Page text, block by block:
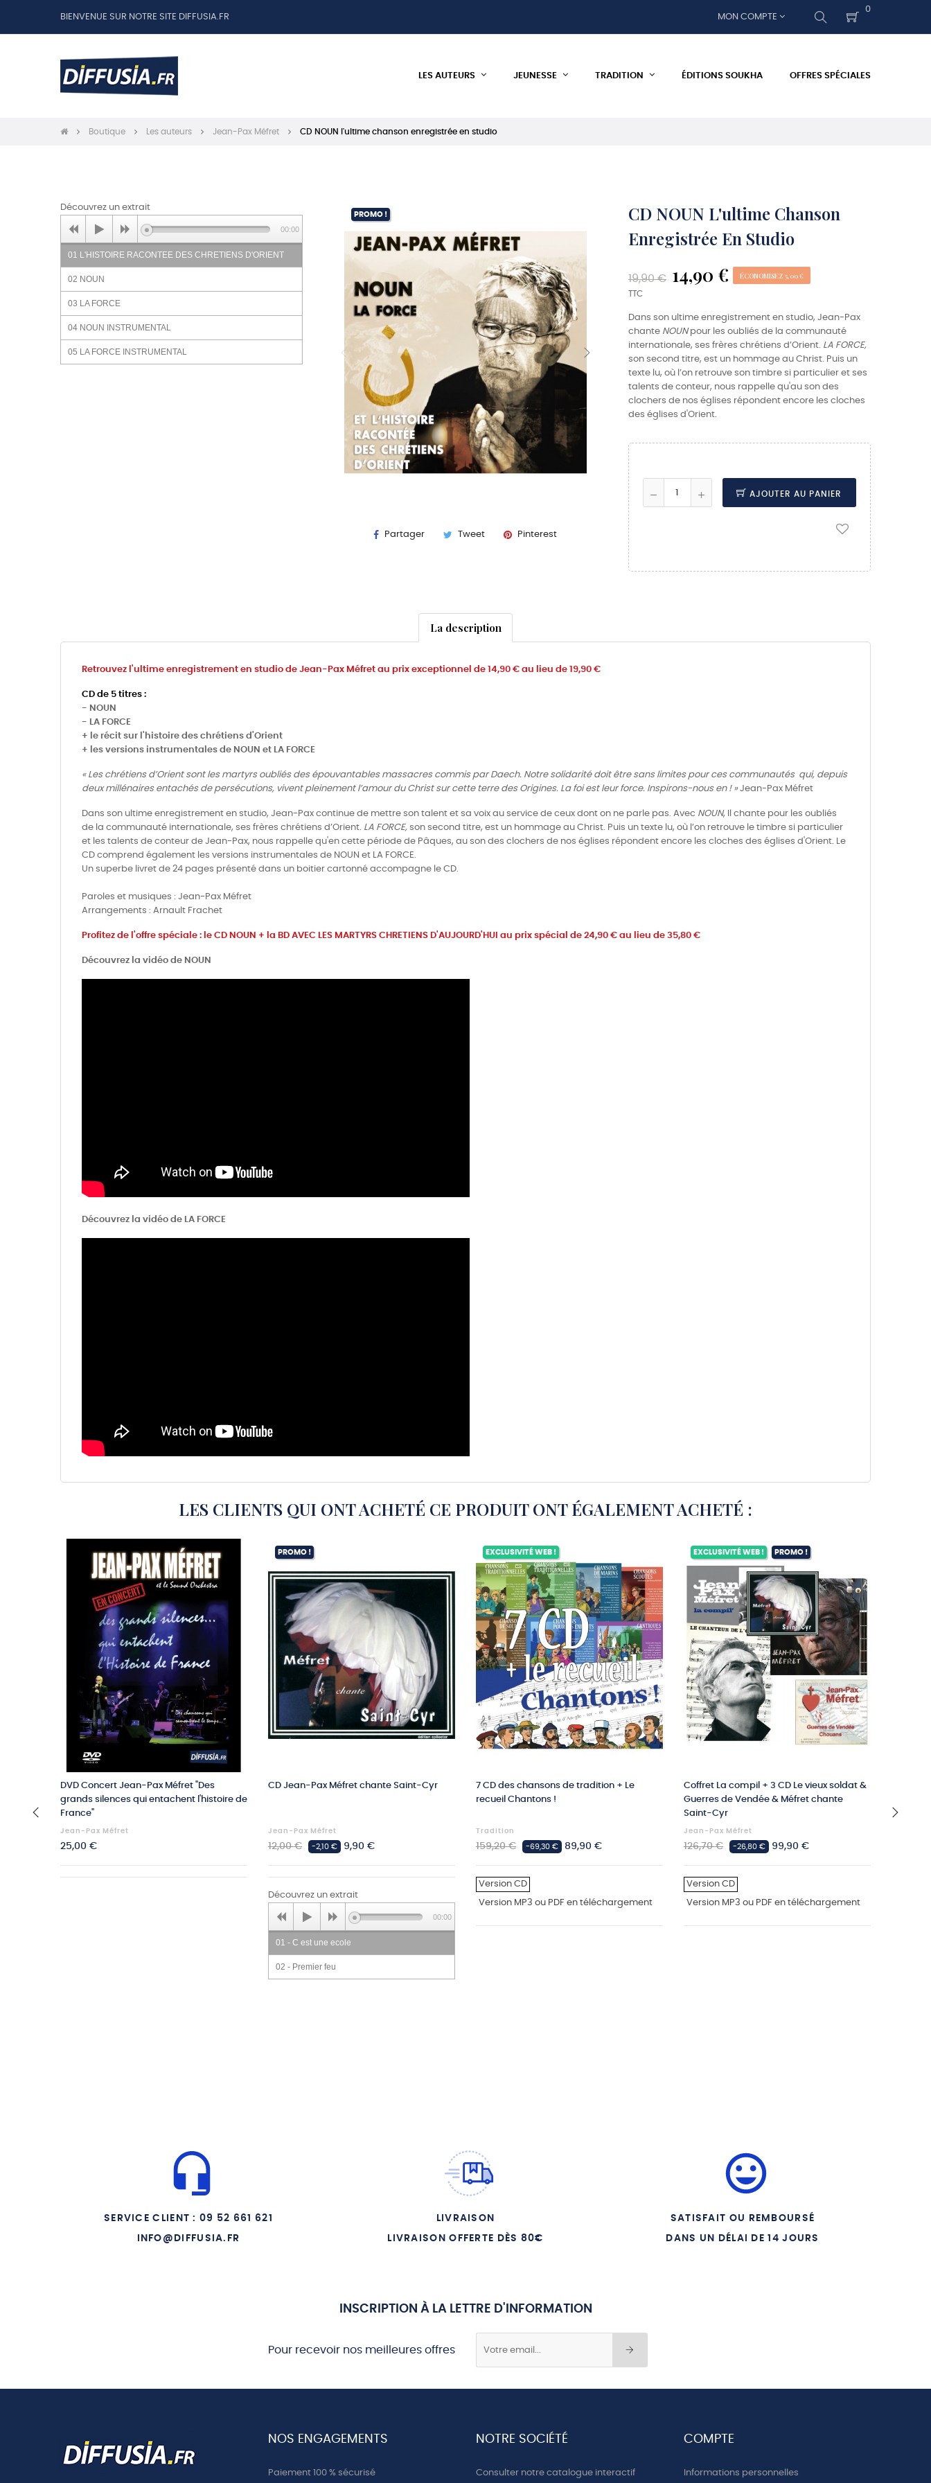
BIENVENUE SUR NOTRE SITE DIFFUSIA.FR MON COMPTE
0
LES AUTEURS JEUNESSE TRADITION ÉDITIONS SOUKHA OFFRES SPÉCIALES
Boutique Les auteurs Jean-Pax Méfret CD NOUN l'ultime chanson enregistrée en studio
Découvrez un extrait
01 L'HISTOIRE RACONTEE DES CHRETIENS D'ORIENT
02 NOUN
03 LA FORCE
04 NOUN INSTRUMENTAL
05 LA FORCE INSTRUMENTAL
00:00
PROMO !
Partager Tweet Pinterest
CD NOUN L'ultime Chanson
Enregistrée En Studio
19,90 € 14,90 € ÉCONOMISEZ 5,00 €
TTC
Dans son ultime enregistrement en studio, Jean-Pax
chante NOUNpour les oubliés de la communauté
internationale, ses frères chrétiens d’Orient. LA FORCE,
son second titre, est un hommage au Christ. Puis un
texte lu, où l’on retrouve son timbre si particulier et ses
talents de conteur, nous rappelle qu'au son des
clochers de nos églises répondent encore les cloches
des églises d'Orient.
AJOUTER AU PANIER
La description
Retrouvez l'ultime enregistrement en studio de Jean-Pax Méfret au prix exceptionnel de 14,90 € au lieu de 19,90 €
CD de 5 titres :
- NOUN
- LA FORCE
+ le récit sur l'histoire des chrétiens d'Orient
+ les versions instrumentales de NOUN et LA FORCE
« Les chrétiens d’Orient sont les martyrs oubliés des épouvantables massacres commis par Daech. Notre solidarité doit être sans limites pour ces communautés qui, depuis
deux millénaires entachés de persécutions, vivent pleinement l’amour du Christ sur cette terre des Origines. La foi est leur force. Inspirons-nous en ! »Jean-Pax Méfret
Dans son ultime enregistrement en studio, Jean-Pax continue de mettre son talent et sa voix au service de ceux dont on ne parle pas. Avec NOUN, Il chante pour les oubliés
de la communauté internationale, ses frères chrétiens d’Orient. LA FORCE, son second titre, est un hommage au Christ. Puis un texte lu, où l’on retrouve le timbre si particulier
et les talents de conteur de Jean-Pax, nous rappelle qu'en cette période de Pâques, au son des clochers de nos églises répondent encore les cloches des églises d'Orient. Le
CD comprend également les versions instrumentales de NOUN et LA FORCE.
Un superbe livret de 24 pages présenté dans un boitier cartonné accompagne le CD.
Paroles et musiques : Jean-Pax Méfret
Arrangements : Arnault Frachet
Profitez de l'offre spéciale : le CD NOUN + la BD AVEC LES MARTYRS CHRETIENS D'AUJOURD'HUI au prix spécial de 24,90 € au lieu de 35,80 €
Découvrez la vidéo de NOUN
Découvrez la vidéo de LA FORCE
LES CLIENTS QUI ONT ACHETÉ CE PRODUIT ONT ÉGALEMENT ACHETÉ :
DVD Concert Jean-Pax Méfret "Des
grands silences qui entachent l'histoire de
France"
Jean-Pax Méfret
Prix
25,00 €
PROMO !
CD Jean-Pax Méfret chante Saint-Cyr
Jean-Pax Méfret
Prix
12,00 € -2,10 € Prix
9,90 €
Découvrez un extrait
01 - C est une ecole
02 - Premier feu
00:00
EXCLUSIVITÉ WEB !
7 CD des chansons de tradition + Le
recueil Chantons !
Tradition
Prix
159,20 € -69,30 € Prix
89,90 €
Version CD
Version MP3 ou PDF en téléchargement
EXCLUSIVITÉ WEB ! PROMO !
Coffret La compil + 3 CD Le vieux soldat &
Guerres de Vendée & Méfret chante
Saint-Cyr
Jean-Pax Méfret
Prix
126,70 € -26,80 € Prix
99,90 €
Version CD
Version MP3 ou PDF en téléchargement
SERVICE CLIENT : 09 52 661 621
INFO@DIFFUSIA.FR
LIVRAISON
LIVRAISON OFFERTE DÈS 80€
SATISFAIT OU REMBOURSÉ
DANS UN DÉLAI DE 14 JOURS
INSCRIPTION À LA LETTRE D'INFORMATION
Pour recevoir nos meilleures offres
NOS ENGAGEMENTS
Paiement 100 % sécurisé
NOTRE SOCIÉTÉ
Consulter notre catalogue interactif
COMPTE
Informations personnelles